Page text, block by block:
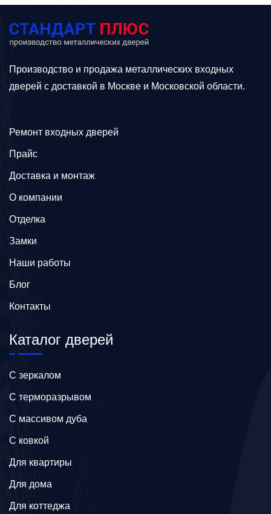
Производство и продажа металлических входных
дверей с доставкой в Москве и Московской области.
Ремонт входных дверей
Прайс
Доставка и монтаж
О компании
Отделка
Замки
Наши работы
Блог
Контакты
Каталог дверей
C зеркалом
C терморазрывом
C массивом дуба
C ковкой
Для квартиры
Для дома
Для коттеджа